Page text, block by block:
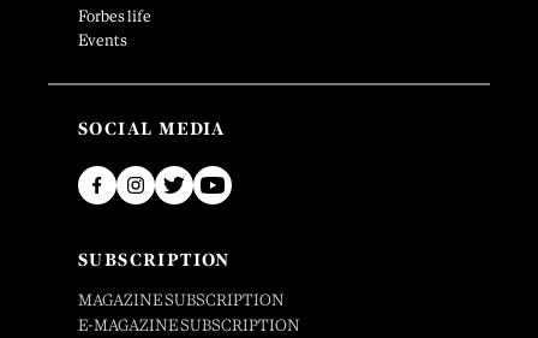
Forbes life
Events
SOCIAL MEDIA
SUBSCRIPTION
MAGAZINE SUBSCRIPTION
E-MAGAZINE SUBSCRIPTION